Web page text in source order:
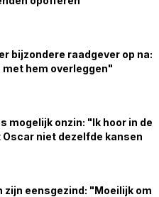
bijzondere raadgever op na:
met hem overleggen"
mogelijk onzin: "Ik hoor in de
Oscar niet dezelfde kansen
zijn eensgezind: "Moeilijk om